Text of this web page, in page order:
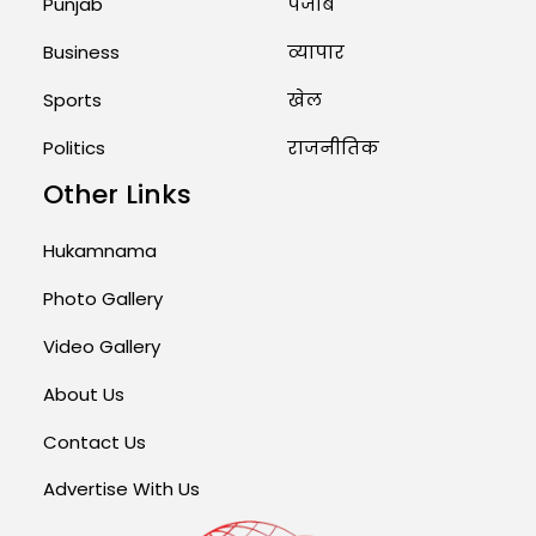
August 1, 2026 11:23 AM
Business
Sports
Politics
व्यापार
खेल
राजनीतिक
Other Links
Hukamnama
Photo Gallery
Video Gallery
About Us
Contact Us
Advertise With Us